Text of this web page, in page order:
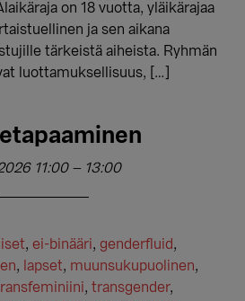
on 18 vuotta, yläikärajaa
ja sen aikana
tärkeistä aiheista. Ryhmän
luottamuksellisuus, […]
11:00– 13:00
,ei-binääri, genderfluid,
, lapset, muunsukupuolinen,
,transgender,